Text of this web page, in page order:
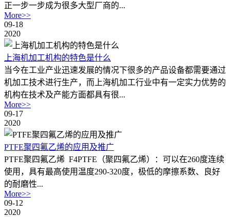
正一步一步成为很多大型厂商的...
More>>
09-18
2020
上海机加工机构的特色是什么
当今在工业产业迅速发展的情况下很多的产品设备都需要通过
机加工技术进行生产，而上海机加工行业中有一定实力优势的
机构在技术及产能方面都具有很...
More>>
09-17
2020
PTFE聚四氟乙烯的应用及推广
PTFE聚四氟乙烯 F4PTFE（聚四氟乙烯）：可以在260度连续
使用，具有最高使用温度290-320度，极低的摩擦系数、良好
的耐磨性...
More>>
09-12
2020